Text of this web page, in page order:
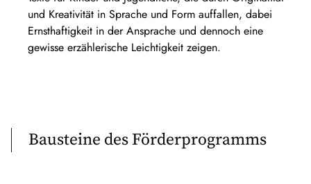
und Kreativität in Sprache und Form auffallen, dabei
Ernsthaftigkeit in der Ansprache und dennoch eine
gewisse erzählerische Leichtigkeit zeigen.
Bausteine des Förderprogramms